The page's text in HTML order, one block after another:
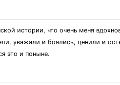
истории, что очень меня
уважали и боялись, ценили и
это и поныне.